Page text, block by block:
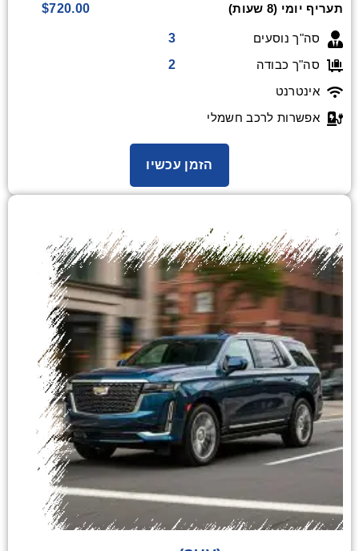
תעריף יומי (8 שעות)
$720.00
סה"ך נוסעים
3
סה"ך כבודה
2
אינטרנט
אפשרות לרכב חשמלי
הזמן עכשיו